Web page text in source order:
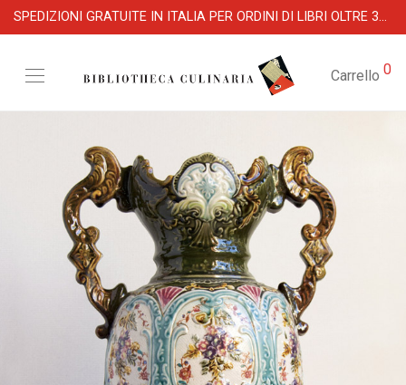
SPEDIZIONI GRATUITE IN ITALIA PER ORDINI DI LIBRI OLTRE 39 €
Carrello 0